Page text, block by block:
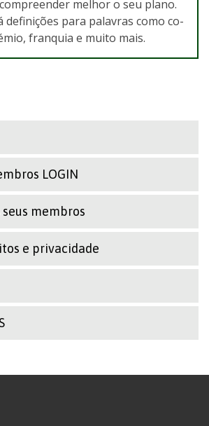
melhor o seu plano.
definições para palavras como co-
franquia e muito mais.
LOGIN
membros
e privacidade